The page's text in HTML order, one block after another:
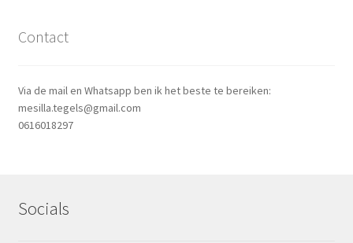
Contact
Via de mail en Whatsapp ben ik het beste te bereiken:
mesilla.tegels@gmail.com
0616018297
Socials